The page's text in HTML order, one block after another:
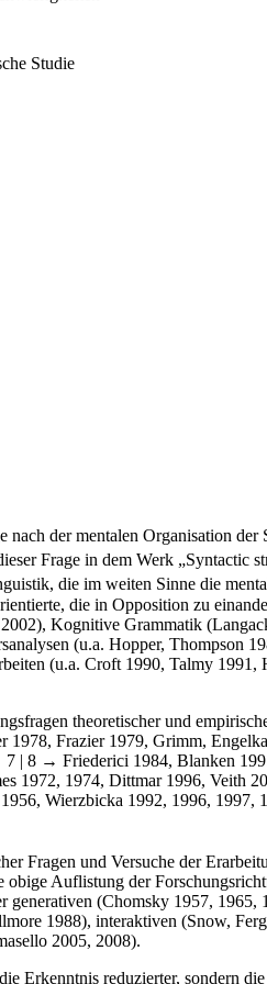
Studie
der mentalen Organisation der
Frage in dem Werk „Syntactic
die im weiten Sinne die
die in Opposition zu
Kognitive Grammatik
(u.a. Hopper, Thompson
(u.a. Croft 1990, Talmy
theoretischer und
Frazier 1979, Grimm,
7 | 8 → Friederici 1984, Blanken
1972, 1974, Dittmar 1996, Veith
Wierzbicka 1992, 1996, 1997,
Fragen und Versuche der
Auflistung der
generativen (Chomsky 1957,
1988), interaktiven (Snow,
2005, 2008).
Erkenntnis reduzierter, sondern